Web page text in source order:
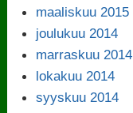
maaliskuu 2015
joulukuu 2014
marraskuu 2014
lokakuu 2014
syyskuu 2014